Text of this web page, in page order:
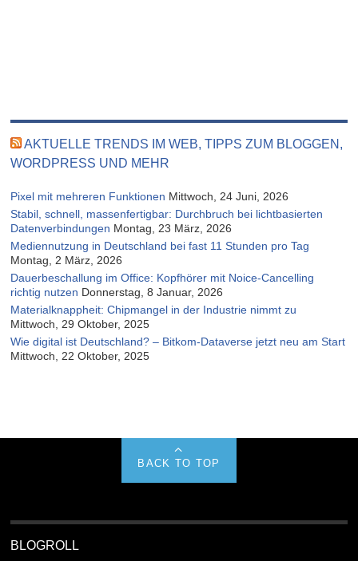
AKTUELLE TRENDS IM WEB, TIPPS ZUM BLOGGEN,
WORDPRESS UND MEHR
Pixel mit mehreren Funktionen Mittwoch, 24 Juni, 2026
Stabil, schnell, massenfertigbar: Durchbruch bei lichtbasierten
Datenverbindungen Montag, 23 März, 2026
Mediennutzung in Deutschland bei fast 11 Stunden pro Tag
Montag, 2 März, 2026
Dauerbeschallung im Office: Kopfhörer mit Noice-Cancelling
richtig nutzen Donnerstag, 8 Januar, 2026
Materialknappheit: Chipmangel in der Industrie nimmt zu
Mittwoch, 29 Oktober, 2025
Wie digital ist Deutschland? – Bitkom-Dataverse jetzt neu am Start
Mittwoch, 22 Oktober, 2025
BACK TO TOP
BLOGROLL